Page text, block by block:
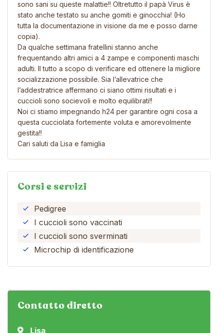
sono sani su queste malattie!! Oltretutto il papà Virus è
stato anche testato su anche gomiti e ginocchia! (Ho
tutta la documentazione in visione da me e posso darne
copia).
Da qualche settimana fratellini stanno anche
frequentando altri amici a 4 zampe e componenti maschi
adulti. Il tutto a scopo di verificare ed ottenere la migliore
socializzazione possibile. Sia l’allevatrice che
l’addestratrice affermano ci siano ottimi risultati e i
cuccioli sono socievoli e molto equilibrati!!
Noi ci stiamo impegnando h24 per garantire ogni cosa a
questa cucciolata fortemente voluta e amorevolmente
gestita!!
Cari saluti da Lisa e famiglia
Corsi e servizi
Pedigree
I cuccioli sono vaccinati
I cuccioli sono sverminati
Microchip di identificazione
Contatto diretto
Lisa